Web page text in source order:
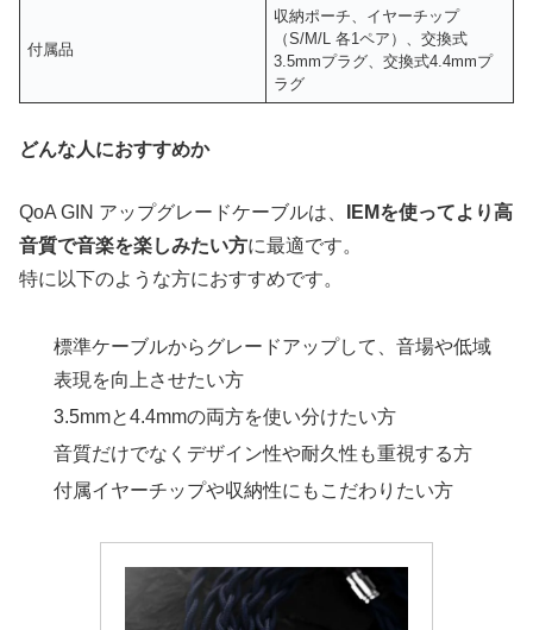
付属品
収納ポーチ、イヤーチップ
（S/M/L 各1ペア）、交換式
3.5mmプラグ、交換式4.4mmプ
ラグ
どんな人におすすめか
QoA GIN アップグレードケーブルは、
IEMを使ってより高
音質で音楽を楽しみたい方に最適です。
特に以下のような方におすすめです。
標準ケーブルからグレードアップして、音場や低域
表現を向上させたい方
3.5mmと4.4mmの両方を使い分けたい方
音質だけでなくデザイン性や耐久性も重視する方
付属イヤーチップや収納性にもこだわりたい方